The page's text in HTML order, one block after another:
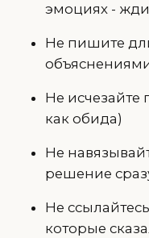
эмоциях -
Не пишите
Не исчезайте
как обида)
Не
решение
Не
которые